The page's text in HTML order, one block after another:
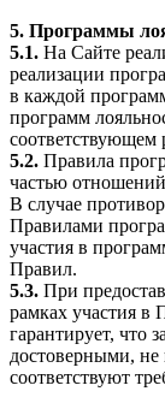
5. Программы
5.1. На Сайте
реализации
в каждой
программ
соответствующем
5.2. Правила
частью
В случае
Правилами
участия в
Правил.
5.3. При
рамках участия в
гарантирует, что
достоверными, не
соответствуют